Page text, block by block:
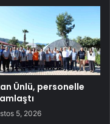
Ünlü, personelle
5, 2026